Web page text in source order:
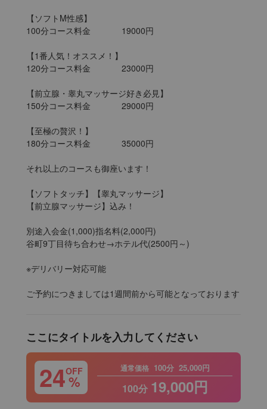
【ソフトM性感】
100分コース料金		19000円
【1番人気！オススメ！】
120分コース料金		23000円
【前立腺・睾丸マッサージ好き必見】
150分コース料金		29000円
【至極の贅沢！】
180分コース料金		35000円
それ以上のコースも御座います！
【ソフトタッチ】【睾丸マッサージ】
【前立腺マッサージ】込み！
別途入会金(1,000)指名料(2,000円)
谷町9丁目待ち合わせ→ホテル代(2500円～)
※デリバリー対応可能
ご予約につきましては1週間前から可能となっております
ここにタイトルを入力してください
24OFF
%
通常価格 100分 25,000円
100分 19,000円